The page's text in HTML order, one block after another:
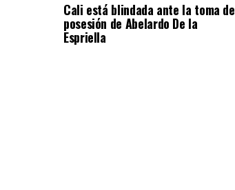
Cali está blindada ante la toma de
posesión de Abelardo De la
Espriella